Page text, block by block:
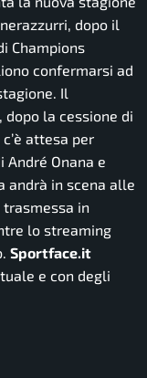
dopo il
Champions
confermarsi ad
Il
la cessione di
attesa per
Onana e
andrà in scena alle
trasmessa in
lo streaming
Sportface.it
e con degli